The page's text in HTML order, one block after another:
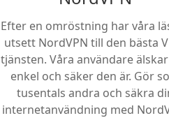
Efter en omröstning har våra
utsett NordVPN till den bästa
tjänsten. Våra användare
enkel och säker den är. Gör
tusentals andra och säkra
internetanvändning med